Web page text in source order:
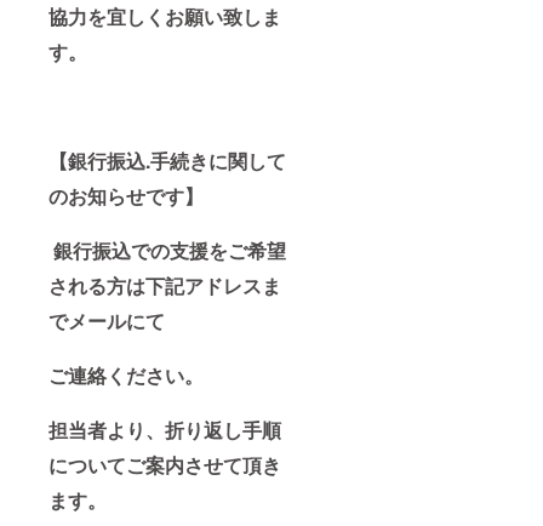
協力を宜しくお願い致しま
す。
【銀行振込.手続きに関して
のお知らせです】
銀行振込での支援をご希望
される方は下記アドレスま
でメールにて
ご連絡ください。
担当者より、折り返し手順
についてご案内させて頂き
ます。